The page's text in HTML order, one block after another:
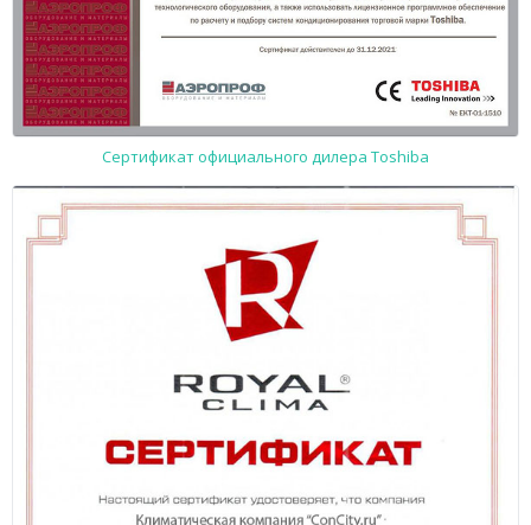
Сертификат официального дилера Toshiba